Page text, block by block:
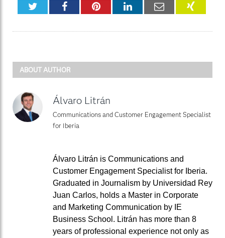
TwitterFacebookPinterestLinkedInEmail XING
ABOUT AUTHOR
Álvaro Litrán
Communications and Customer Engagement Specialist
for Iberia
Álvaro Litrán is Communications and
Customer Engagement Specialist for Iberia.
Graduated in Journalism by Universidad Rey
Juan Carlos, holds a Master in Corporate
and Marketing Communication by IE
Business School. Litrán has more than 8
years of professional experience not only as